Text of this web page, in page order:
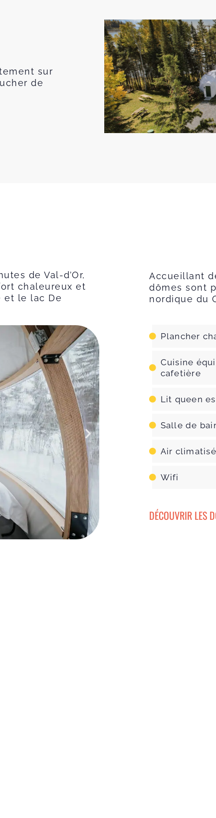
sur
de
de Val-d’Or,
chaleureux et
et le lac De
Accueillant
dômes sont
nordique du
Plancher
Cuisine
cafetière
Lit queen
Salle de
Air
Wifi
DÉCOUVRIR LES